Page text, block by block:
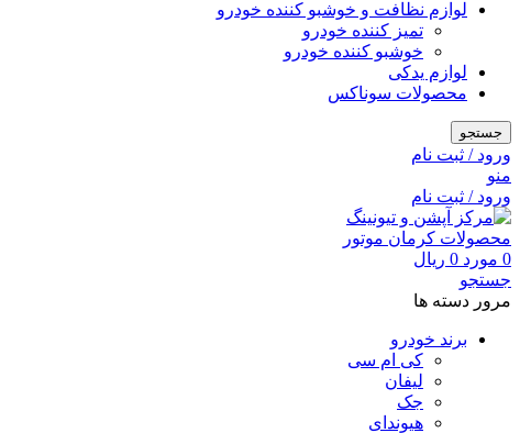
لوازم نظافت و خوشبو کننده خودرو
تمیز کننده خودرو
خوشبو کننده خودرو
لوازم یدکی
محصولات سوناکس
جستجو
ورود / ثبت نام
منو
ورود / ثبت نام
0 مورد 0 ریال
جستجو
مرور دسته ها
برند خودرو
کی ام سی
لیفان
جک
هیوندای